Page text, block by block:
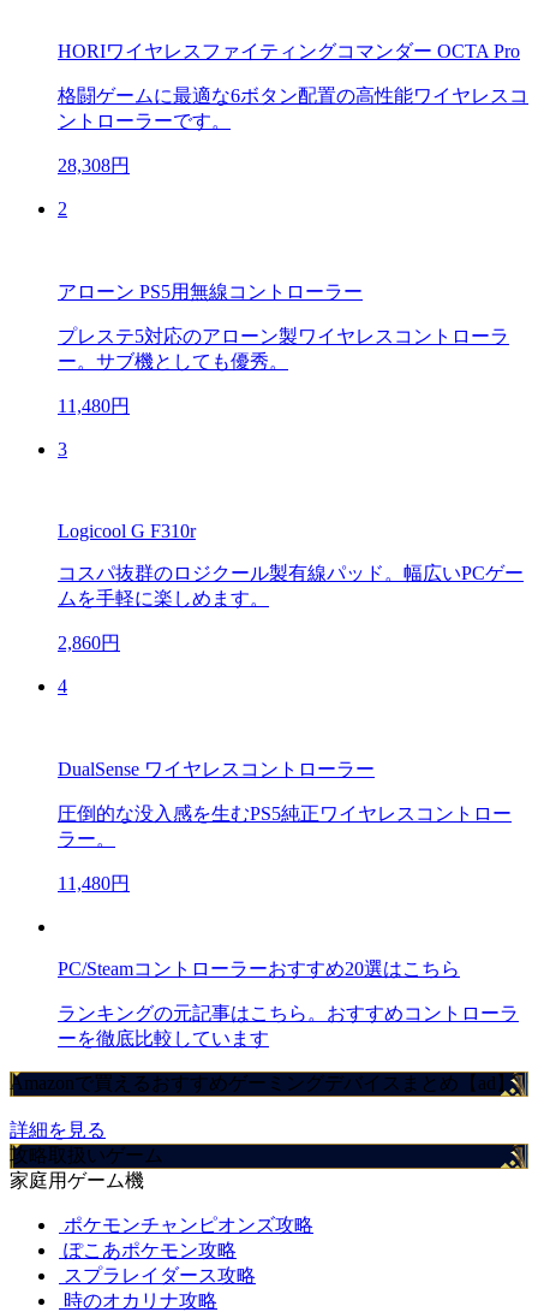
HORIワイヤレスファイティングコマンダー OCTA Pro
格闘ゲームに最適な6ボタン配置の高性能ワイヤレスコ
ントローラーです。
28,308円
2
アローン PS5用無線コントローラー
プレステ5対応のアローン製ワイヤレスコントローラ
ー。サブ機としても優秀。
11,480円
3
Logicool G F310r
コスパ抜群のロジクール製有線パッド。幅広いPCゲー
ムを手軽に楽しめます。
2,860円
4
DualSense ワイヤレスコントローラー
圧倒的な没入感を生むPS5純正ワイヤレスコントロー
ラー。
11,480円
PC/Steamコントローラーおすすめ20選はこちら
ランキングの元記事はこちら。おすすめコントローラ
ーを徹底比較しています
Amazonで買えるおすすめゲーミングデバイスまとめ【ad】
詳細を見る
攻略取扱いゲーム
家庭用ゲーム機
ポケモンチャンピオンズ攻略
ぽこあポケモン攻略
スプラレイダース攻略
時のオカリナ攻略